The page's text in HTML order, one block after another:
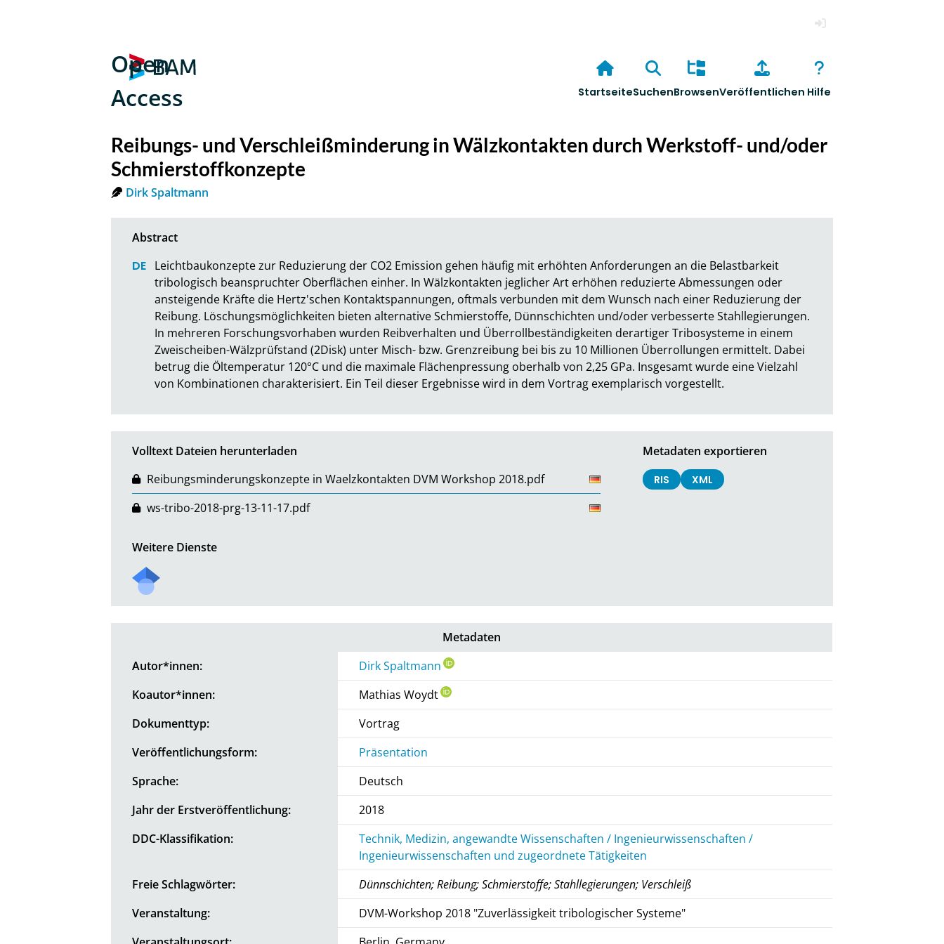
Open
Access
StartseiteSuchenBrowsenVeröffentlichen Hilfe
Reibungs- und Verschleißminderung in Wälzkontakten durch Werkstoff- und/oder
Schmierstoffkonzepte
Dirk Spaltmann
Leichtbaukonzepte zur Reduzierung der CO2 Emission gehen häufig mit erhöhten Anforderungen an die Belastbarkeit
tribologisch beanspruchter Oberflächen einher. In Wälzkontakten jeglicher Art erhöhen reduzierte Abmessungen oder
ansteigende Kräfte die Hertz'schen Kontaktspannungen, oftmals verbunden mit dem Wunsch nach einer Reduzierung der
Reibung. Löschungsmöglichkeiten bieten alternative Schmierstoffe, Dünnschichten und/oder verbesserte Stahllegierungen.
In mehreren Forschungsvorhaben wurden Reibverhalten und Überrollbeständigkeiten derartiger Tribosysteme in einem
Zweischeiben-Wälzprüfstand (2Disk) unter Misch- bzw. Grenzreibung bei bis zu 10 Millionen Überrollungen ermittelt. Dabei
betrug die Öltemperatur 120°C und die maximale Flächenpressung oberhalb von 2,25 GPa. Insgesamt wurde eine Vielzahl
von Kombinationen charakterisiert. Ein Teil dieser Ergebnisse wird in dem Vortrag exemplarisch vorgestellt.
Volltext Dateien herunterladen
Reibungsminderungskonzepte in Waelzkontakten DVM Workshop 2018.pdf
ws-tribo-2018-prg-13-11-17.pdf
Metadaten exportieren
RIS XML
Weitere Dienste
Metadaten
Autor*innen:
Dirk Spaltmann
Koautor*innen:
Mathias Woydt
Dokumenttyp:
Vortrag
Veröffentlichungsform:
Präsentation
Sprache:
Deutsch
Jahr der Erstveröffentlichung:
2018
DDC-Klassifikation:
Technik, Medizin, angewandte Wissenschaften / Ingenieurwissenschaften /
Ingenieurwissenschaften und zugeordnete Tätigkeiten
Freie Schlagwörter:
Dünnschichten; Reibung; Schmierstoffe; Stahllegierungen; Verschleiß
Veranstaltung:
DVM-Workshop 2018 "Zuverlässigkeit tribologischer Systeme"